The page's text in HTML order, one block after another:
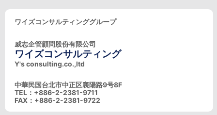
ワイズコンサルティンググループ
威志企管顧問股份有限公司
ワイズコンサルティング
Y's consulting.co.,ltd
中華民国台北市中正区襄陽路9号8F
TEL：+886-2-2381-9711
FAX：+886-2-2381-9722